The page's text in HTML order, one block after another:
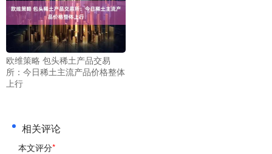
欧维策略 包头稀土产品交易
所：今日稀土主流产品价格整体
上行
相关评论
本文评分*